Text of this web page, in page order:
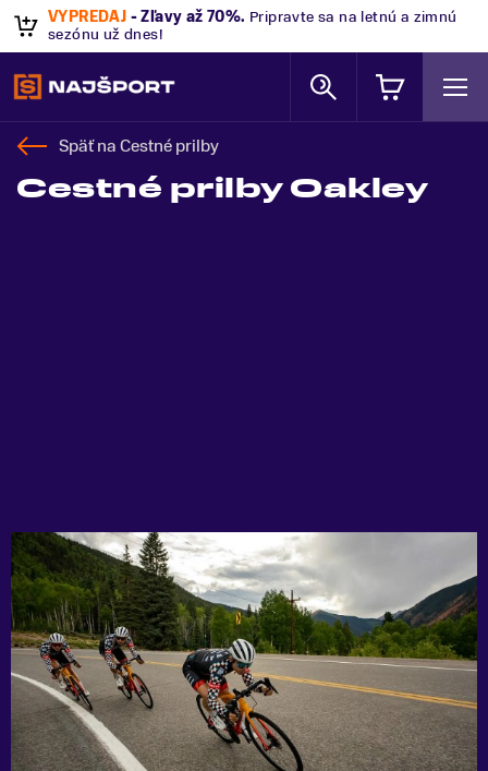
VÝPREDAJ - Zľavy až 70%. Pripravte sa na letnú a zimnú
sezónu už dnes!
Späť naCestné prilby
Cestné prilby Oakley